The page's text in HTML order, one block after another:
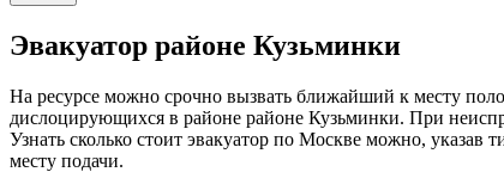
Эвакуатор районе Кузьминки
На ресурсе можно срочно вызвать ближайший к месту
дислоцирующихся в районе районе Кузьминки. При
Узнать сколько стоит эвакуатор по Москве можно, указав
месту подачи.